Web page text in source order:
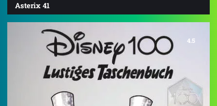
Asterix 41
4.5